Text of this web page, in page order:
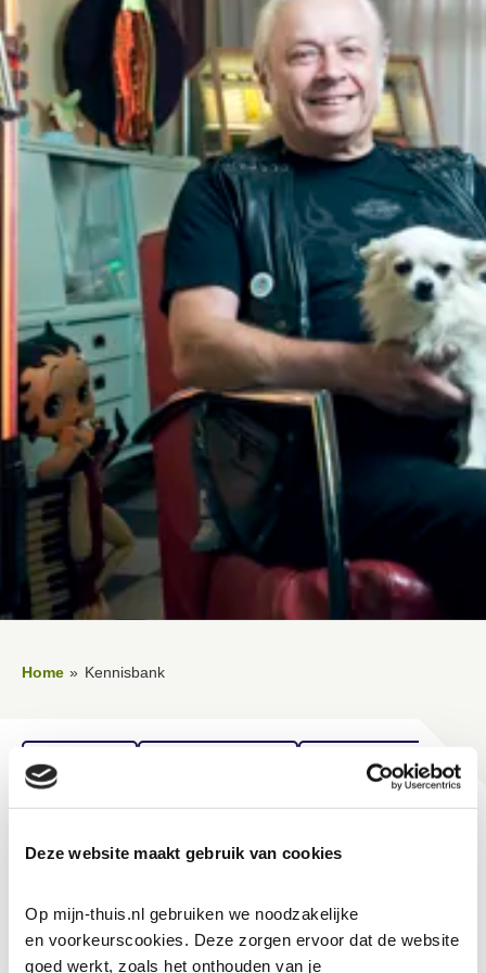
Deze website maakt gebruik van cookies
Op mijn-thuis.nl gebruiken we noodzakelijke
en voorkeurscookies. Deze zorgen ervoor dat de website
goed werkt, zoals het onthouden van je
Home Kennisbank
Simpele tekst
Vertalen
Kennisbank
Huurovereenkomst